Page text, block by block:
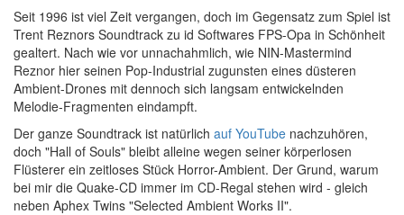
Seit 1996 ist viel Zeit vergangen, doch im Gegensatz zum Spiel ist
Trent Reznors Soundtrack zu id Softwares FPS-Opa in Schönheit
gealtert. Nach wie vor unnachahmlich, wie NIN-Mastermind
Reznor hier seinen Pop-Industrial zugunsten eines düsteren
Ambient-Drones mit dennoch sich langsam entwickelnden
Melodie-Fragmenten eindampft.
Der ganze Soundtrack ist natürlich auf YouTube nachzuhören,
doch "Hall of Souls" bleibt alleine wegen seiner körperlosen
Flüsterer ein zeitloses Stück Horror-Ambient. Der Grund, warum
bei mir die Quake-CD immer im CD-Regal stehen wird - gleich
neben Aphex Twins "Selected Ambient Works II".